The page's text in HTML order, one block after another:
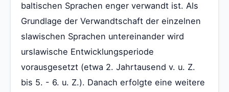
baltischen Sprachen enger verwandt ist. Als
Grundlage der Verwandtschaft der einzelnen
slawischen Sprachen untereinander wird
urslawische Entwicklungsperiode
vorausgesetzt (etwa 2. Jahrtausend v. u. Z.
bis 5. - 6. u. Z.). Danach erfolgte eine weitere